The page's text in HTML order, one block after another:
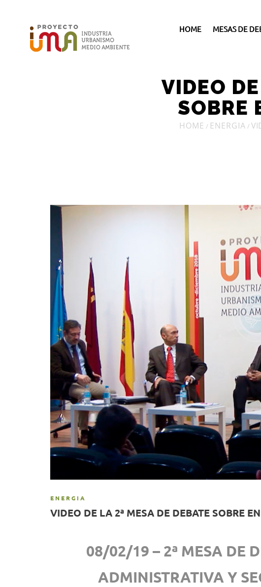
HOME MESAS DE
VIDEO
SOBRE
HOME / ENERGIA /
ENERGIA
VIDEO DE LA 2ª MESA DE DEBATE SOBRE
08/02/19 – 2ª MESA DE
ADMINISTRATIVA Y